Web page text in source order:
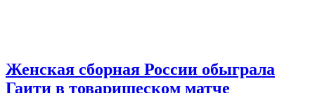
Женская сборная России обыграла
Гаити в товарищеском матче